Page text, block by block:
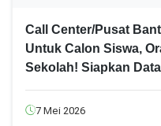
Call Center/Pusat
Untuk Calon Siswa,
Sekolah! Siapkan
7 Mei 2026